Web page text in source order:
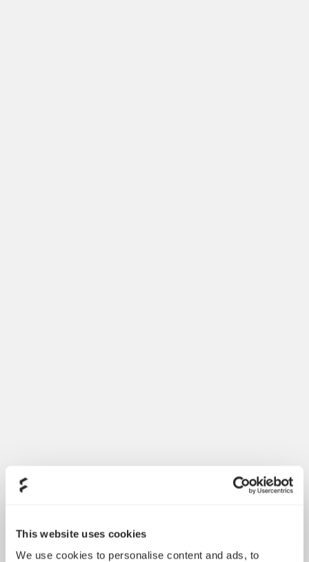
This website uses cookies
We use cookies to personalise content and ads, to